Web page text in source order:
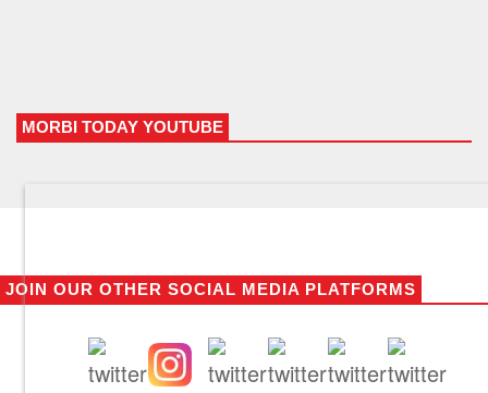
MORBI TODAY YOUTUBE
JOIN OUR OTHER SOCIAL MEDIA PLATFORMS